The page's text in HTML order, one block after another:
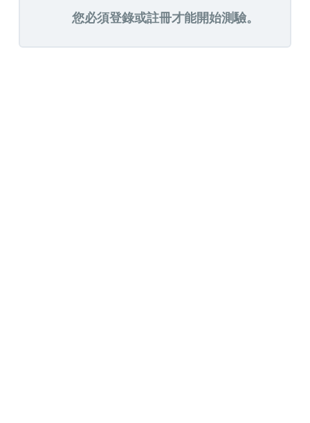
您必須登錄或註冊才能開始測驗。